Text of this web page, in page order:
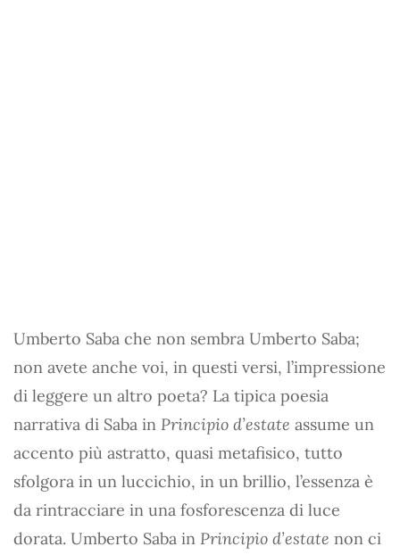
Umberto Saba che non sembra Umberto Saba;
non avete anche voi, in questi versi, l’impressione
di leggere un altro poeta? La tipica poesia
narrativa di Saba in Principio d’estate assume un
accento più astratto, quasi metafisico, tutto
sfolgora in un luccichio, in un brillio, l’essenza è
da rintracciare in una fosforescenza di luce
dorata. Umberto Saba in Principio d’estate non ci